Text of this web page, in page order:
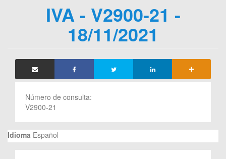
IVA - V2900-21 -
18/11/2021
Número de consulta:
V2900-21
Idioma Español